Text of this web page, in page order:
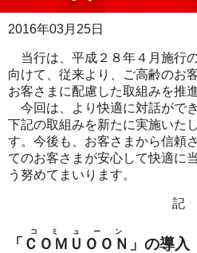
2016年03月25日
当行は、平成２８年４月施行
向けて、従来より、ご高齢のお
お客さまに配慮した取組みを推
今回は、より快適に対話がで
下記の取組みを新たに実施いた
す。今後も、お客さまから信頼
てのお客さまが安心して快適に
う努めてまいります。
記
「 ＣＯＭＵＯＯＮ
コミューン
」の導入